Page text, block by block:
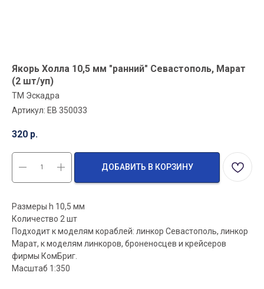
Якорь Холла 10,5 мм "ранний" Севастополь, Марат
(2 шт/уп)
ТМ Эскадра
Артикул: EB 350033
320 р.
ДОБАВИТЬ В КОРЗИНУ
Размеры h 10,5 мм
Количество 2 шт
Подходит к моделям кораблей: линкор Севастополь, линкор
Марат, к моделям линкоров, броненосцев и крейсеров
фирмы КомБриг.
Масштаб 1:350